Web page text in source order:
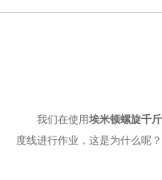
我们在使用埃米顿螺旋千
度线进行作业，这是为什么呢？